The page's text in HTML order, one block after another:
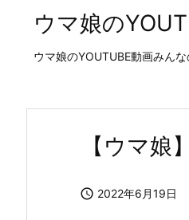
ウマ娘の
ウマ娘のYOUTUBE動画みん
【ウマ
 2022年6月19日